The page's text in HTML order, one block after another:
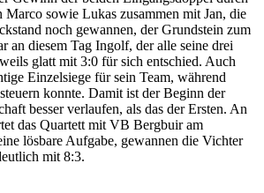
sowie Lukas zusammen mit Jan, die
noch gewannen, der Grundstein zum
an diesem Tag Ingolf, der alle seine drei
glatt mit 3:0 für sich entschied. Auch
Einzelsiege für sein Team, während
konnte. Damit ist der Beginn der
besser verlaufen, als das der Ersten. An
das Quartett mit VB Bergbuir am
lösbare Aufgabe, gewannen die Vichter
mit 8:3.